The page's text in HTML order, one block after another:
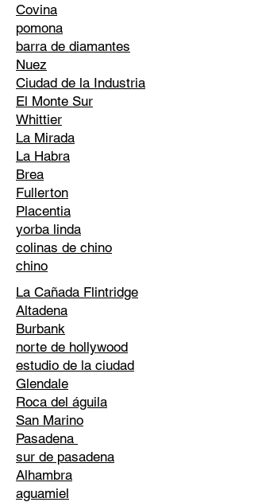
Covina
pomona
barra de diamantes
Nuez
Ciudad de la Industria
El Monte Sur
Whittier
La Mirada
La Habra
Brea
Fullerton
Placentia
yorba linda
colinas de chino
chino
La Cañada Flintridge
Altadena
Burbank
norte de hollywood
estudio de la ciudad
Glendale
Roca del águila
San Marino
Pasadena
sur de pasadena
Alhambra
aguamiel